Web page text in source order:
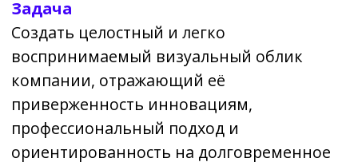
профессиональный подход и
ориентированность на долговременное
сотрудничество. Каждый элемент
дизайна направлен на формирование
единого стиля, подчеркивающего
уникальность и ценность бренда.